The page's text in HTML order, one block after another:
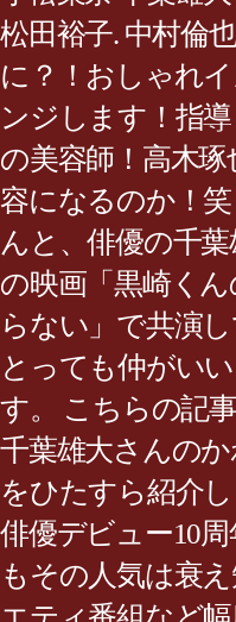
松田裕子. 中村倫
に？！おしゃれ
ンジします！指
の美容師！高木
容になるのか！笑
んと、俳優の千葉
の映画「黒崎く
らない」で共演
とっても仲がい
す。 こちらの記
千葉雄大さんの
をひたすら紹介
俳優デビュー10
もその人気は衰